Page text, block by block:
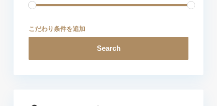
こだわり条件を追加
Search